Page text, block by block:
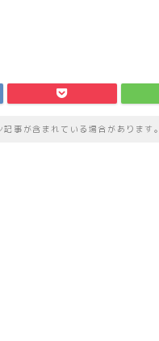
事が含まれている場合があります。